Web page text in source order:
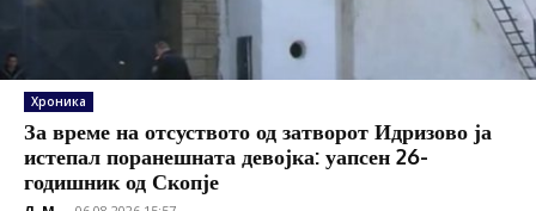
Хроника
За време на отсуството од затворот Идризово ја
истепал поранешната девојка: уапсен 26-
годишник од Скопје